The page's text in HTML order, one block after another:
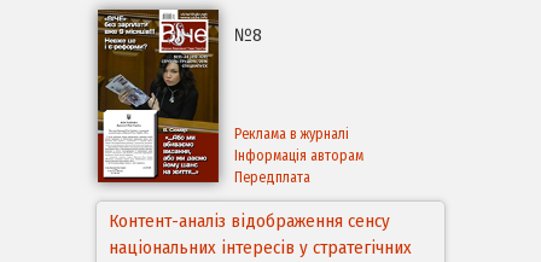
№8
Реклама в журналі
Інформація авторам
Передплата
Контент-аналіз відображення сенсу
національних інтересів у стратегічних